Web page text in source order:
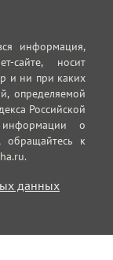
информация,
сайте, носит
и ни при каких
определяемой
Российской
о
обращайтесь к
данных